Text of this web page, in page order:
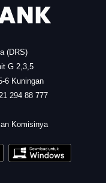
(DRS)
G 2,3,5
6 Kuningan
294 88 777
Komisinya